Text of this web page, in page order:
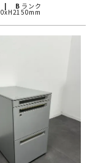
| B ランク